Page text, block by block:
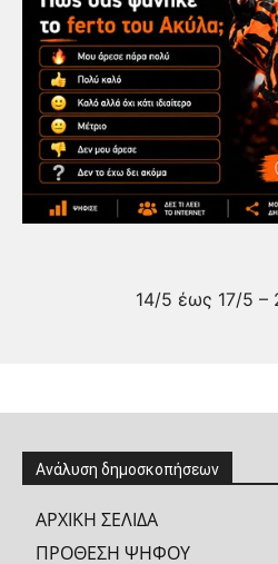
14/5 έως 17/5 –
Ανάλυση δημοσκοπήσεων
ΑΡΧΙΚΗ ΣΕΛΙΔΑ
ΠΡΟΘΕΣΗ ΨΗΦΟΥ